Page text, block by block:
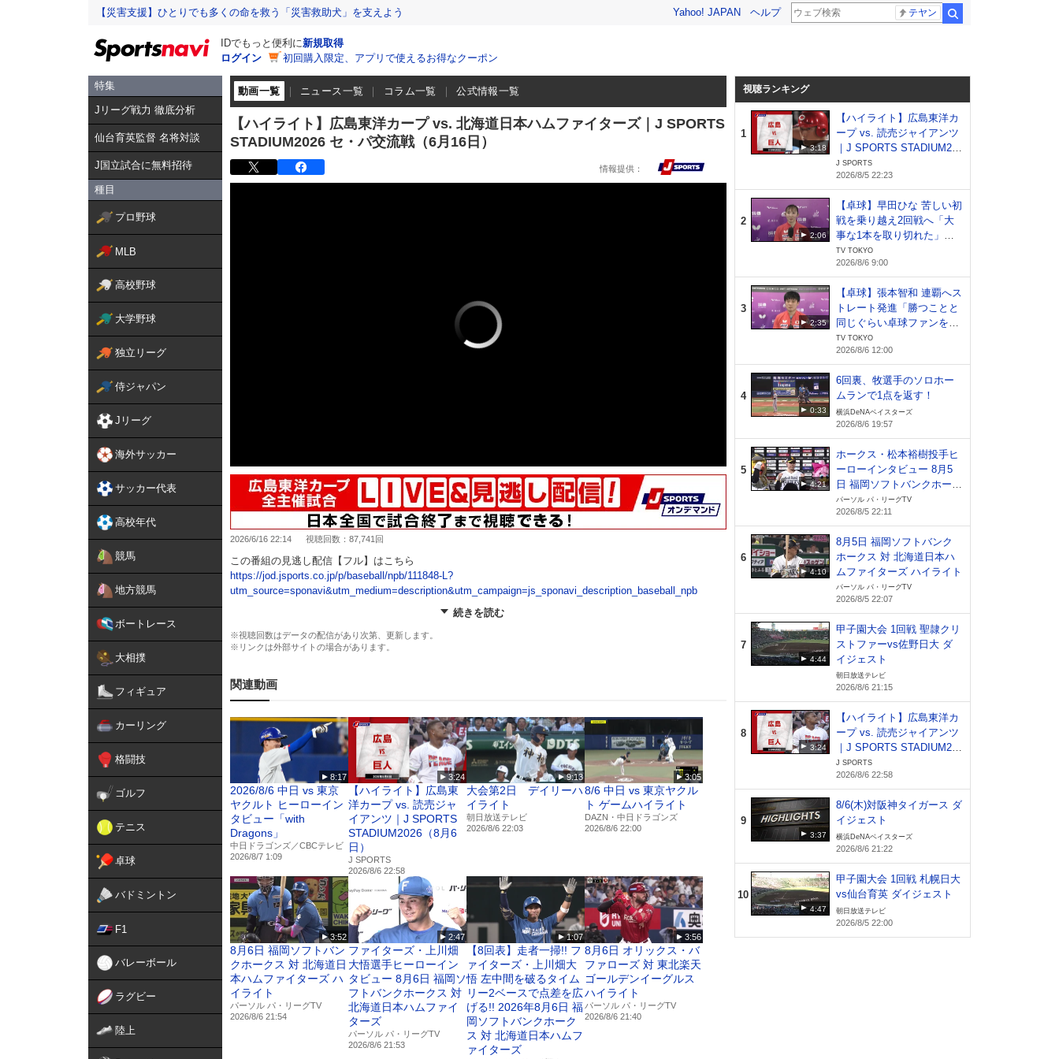
【災害支援】ひとりでも多くの命を救う「災害救助犬」を支えよう Yahoo! JAPAN ヘルプ テヤン
IDでもっと便利に新規取得
ログイン
初回購入限定、アプリで使えるお得なクーポン
特集
Jリーグ戦力 徹底分析
仙台育英監督 名将対談
J国立試合に無料招待
種目
プロ野球
MLB
高校野球
大学野球
独立リーグ
侍ジャパン
Jリーグ
海外サッカー
サッカー代表
高校年代
競馬
地方競馬
ボートレース
大相撲
フィギュア
カーリング
格闘技
ゴルフ
テニス
卓球
バドミントン
F1
バレーボール
ラグビー
陸上
動画一覧 ニュース一覧 コラム一覧 公式情報一覧
【ハイライト】広島東洋カープ vs. 北海道日本ハムファイターズ｜J SPORTS
STADIUM2026 セ・パ交流戦（6月16日）
2026/6/16 22:14 視聴回数：87,741回
この番組の見逃し配信【フル】はこちら
https://jod.jsports.co.jp/p/baseball/npb/111848-L?
utm_source=sponavi&utm_medium=description&utm_campaign=js_sponavi_description_baseball_npb
セ・パ交流戦
#広島東洋カープ vs. #北海道日本ハムファイターズ
開催日：6月16日(火)
実況：野川諭生
リポーター：深井 瞬
【J SPORTSオンデマンド 野球パック】※25歳以下は半額！
https://jod.jsports.co.jp/baseball?
utm_source=sponavi&utm_medium=description&utm_campaign=js_sponavi_description_baseball_npb
【J SPORTS オンラインショップ 野球グッズ】
https://store.jsports.co.jp/shop/c/c10/?
utm_source=sponavi&utm_medium=description&utm_campaign=js_sponavi_description_baseball_npb
動画の無断転載・ダウンロード・二次利用は著作権法違反です。
【J SPORTS野球好きX】
https://x.com/jsports_yakyu
【J SPORTS 野球LINE】
https://line.me/R/ti/p/%40751lycpd
【J SPORTS野球好きInstagram】
https://www.instagram.com/jsports_yakyu/
続きを読む
※視聴回数はデータの配信があり次第、更新します。
※リンクは外部サイトの場合があります。
関連動画
8:17
2026/8/6 中日 vs 東京
ヤクルト ヒーローイン
タビュー「with
Dragons」
中日ドラゴンズ／CBCテレビ
2026/8/7 1:09
3:24
【ハイライト】広島東
洋カープ vs. 読売ジャ
イアンツ｜J SPORTS
STADIUM2026（8月6
日）
J SPORTS
2026/8/6 22:58
9:13
大会第2日 デイリーハ
イライト
朝日放送テレビ
2026/8/6 22:03
3:05
8/6 中日 vs 東京ヤクル
ト ゲームハイライト
DAZN・中日ドラゴンズ
2026/8/6 22:00
3:52
8月6日 福岡ソフトバン
クホークス 対 北海道日
本ハムファイターズ ハ
イライト
パーソル パ・リーグTV
2026/8/6 21:54
2:47
ファイターズ・上川畑
大悟選手ヒーローイン
タビュー 8月6日 福岡ソ
フトバンクホークス 対
北海道日本ハムファイ
ターズ
パーソル パ・リーグTV
2026/8/6 21:53
1:07
【8回表】走者一掃!! フ
ァイターズ・上川畑大
悟 左中間を破るタイム
リー2ベースで点差を広
げる!! 2026年8月6日 福
岡ソフトバンクホーク
ス 対 北海道日本ハムフ
ァイターズ
3:56
8月6日 オリックス・バ
ファローズ 対 東北楽天
ゴールデンイーグルス
ハイライト
パーソル パ・リーグTV
2026/8/6 21:40
視聴ランキング
1
3:18
【ハイライト】広島東洋カ
ープ vs. 読売ジャイアンツ
｜J SPORTS STADIUM20
26（8月5日）
J SPORTS
2026/8/5 22:23
2
2:06
【卓球】早田ひな 苦しい初
戦を乗り越え2回戦へ「大
事な1本を取り切れた」日
本開催でファンへ恩返し｜
WTTチャンピオンズ横浜20
26
TV TOKYO
2026/8/6 9:00
3
2:35
【卓球】張本智和 連覇へス
トレート発進「勝つことと
同じぐらい卓球ファンを増
やしたい」｜WTTチャンピ
オンズ横浜2026
TV TOKYO
2026/8/6 12:00
4
0:33
6回裏、牧選手のソロホー
ムランで1点を返す！
横浜DeNAベイスターズ
2026/8/6 19:57
5
4:21
ホークス・松本裕樹投手ヒ
ーローインタビュー 8月5
日 福岡ソフトバンクホーク
ス 対 北海道日本ハムファ
イターズ
パーソル パ・リーグTV
2026/8/5 22:11
6
4:10
8月5日 福岡ソフトバンク
ホークス 対 北海道日本ハ
ムファイターズ ハイライト
パーソル パ・リーグTV
2026/8/5 22:07
7
4:44
甲子園大会 1回戦 聖隷クリ
ストファーvs佐野日大 ダ
イジェスト
朝日放送テレビ
2026/8/6 21:15
8
3:24
【ハイライト】広島東洋カ
ープ vs. 読売ジャイアンツ
｜J SPORTS STADIUM20
26（8月6日）
J SPORTS
2026/8/6 22:58
9
3:37
8/6(木)対阪神タイガース ダ
イジェスト
横浜DeNAベイスターズ
2026/8/6 21:22
10
4:47
甲子園大会 1回戦 札幌日大
vs仙台育英 ダイジェスト
朝日放送テレビ
2026/8/5 22:00